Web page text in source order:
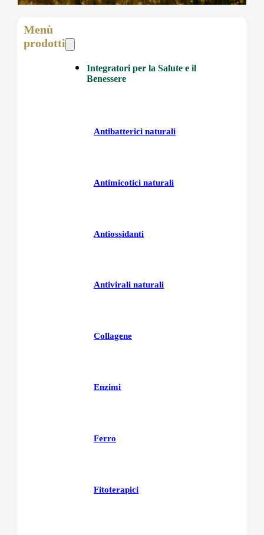
Menù
prodotti
Integratori per la Salute e il
Benessere
Antibatterici naturali
Antimicotici naturali
Antiossidanti
Antivirali naturali
Collagene
Enzimi
Ferro
Fitoterapici